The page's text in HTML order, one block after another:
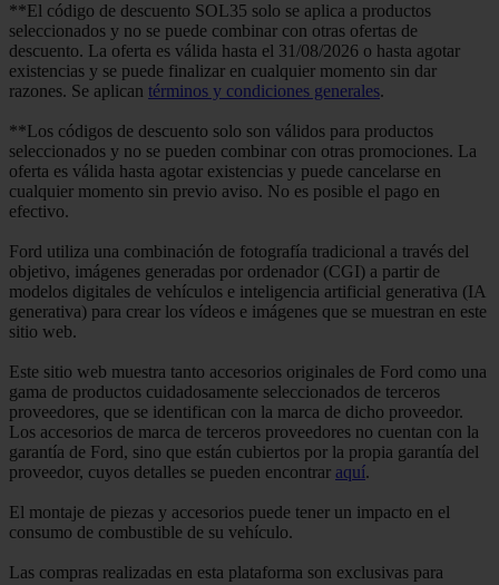
**El código de descuento SOL35 solo se aplica a productos
seleccionados y no se puede combinar con otras ofertas de
descuento. La oferta es válida hasta el 31/08/2026 o hasta agotar
existencias y se puede finalizar en cualquier momento sin dar
razones. Se aplican términos y condiciones generales.
**Los códigos de descuento solo son válidos para productos
seleccionados y no se pueden combinar con otras promociones. La
oferta es válida hasta agotar existencias y puede cancelarse en
cualquier momento sin previo aviso. No es posible el pago en
efectivo.
Ford utiliza una combinación de fotografía tradicional a través del
objetivo, imágenes generadas por ordenador (CGI) a partir de
modelos digitales de vehículos e inteligencia artificial generativa (IA
generativa) para crear los vídeos e imágenes que se muestran en este
sitio web.
Este sitio web muestra tanto accesorios originales de Ford como una
gama de productos cuidadosamente seleccionados de terceros
proveedores, que se identifican con la marca de dicho proveedor.
Los accesorios de marca de terceros proveedores no cuentan con la
garantía de Ford, sino que están cubiertos por la propia garantía del
proveedor, cuyos detalles se pueden encontrar aquí.
El montaje de piezas y accesorios puede tener un impacto en el
consumo de combustible de su vehículo.
Las compras realizadas en esta plataforma son exclusivas para